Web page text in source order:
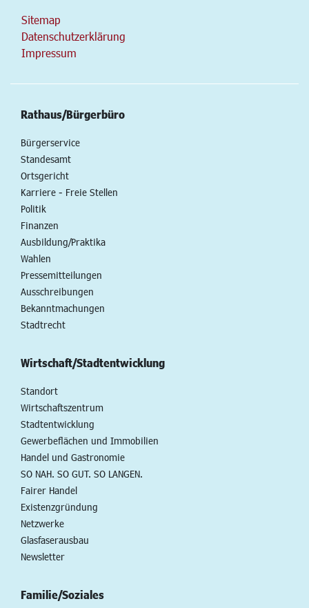
Sitemap
Datenschutzerklärung
Impressum
Rathaus/Bürgerbüro
Bürgerservice
Standesamt
Ortsgericht
Karriere - Freie Stellen
Politik
Finanzen
Ausbildung/Praktika
Wahlen
Pressemitteilungen
Ausschreibungen
Bekanntmachungen
Stadtrecht
Wirtschaft/Stadtentwicklung
Standort
Wirtschaftszentrum
Stadtentwicklung
Gewerbeflächen und Immobilien
Handel und Gastronomie
SO NAH. SO GUT. SO LANGEN.
Fairer Handel
Existenzgründung
Netzwerke
Glasfaserausbau
Newsletter
Familie/Soziales